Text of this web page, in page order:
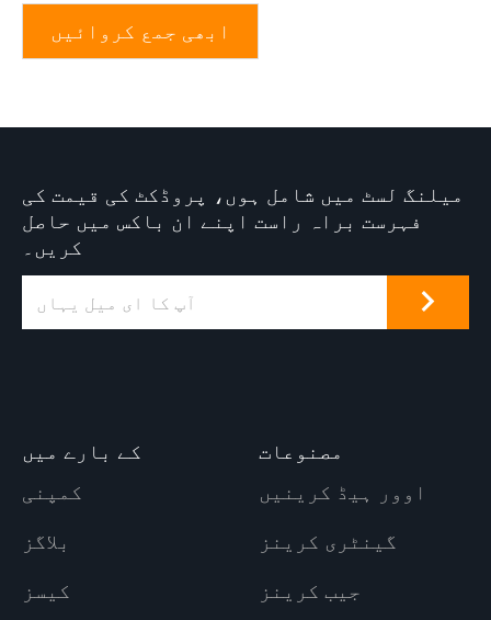
ابھی جمع کروائیں
میلنگ لسٹ میں شامل ہوں، پروڈکٹ کی قیمت کی
فہرست براہ راست اپنے ان باکس میں حاصل
کریں۔
کے بارے میں
کمپنی
بلاگز
کیسز
مصنوعات
اوور ہیڈ کرینیں
گینٹری کرینز
جیب کرینز